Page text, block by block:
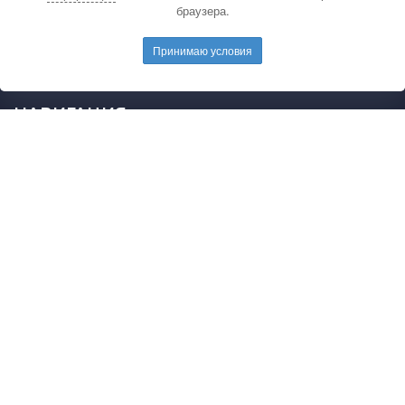
электронную почту редакции.
mail@pedarticles.ru
+7 (499) 113-47-87
НАВИГАЦИЯ
браузера.
Принимаю условия